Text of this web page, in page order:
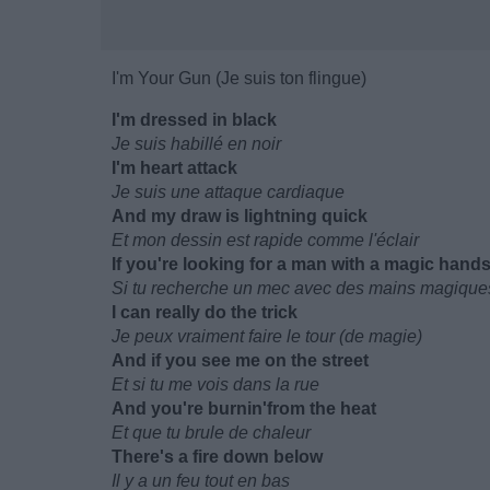
I'm Your Gun (Je suis ton flingue)
I'm dressed in black
Je suis habillé en noir
I'm heart attack
Je suis une attaque cardiaque
And my draw is lightning quick
Et mon dessin est rapide comme l'éclair
If you're looking for a man with a magic hands
Si tu recherche un mec avec des mains
I can really do the trick
Je peux vraiment faire le tour (de magie)
And if you see me on the street
Et si tu me vois dans la rue
And you're burnin'from the heat
Et que tu brule de chaleur
There's a fire down below
Il y a un feu tout en bas